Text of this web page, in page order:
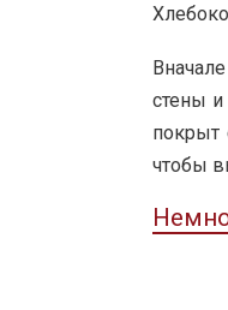
стены
покрыт
чтобы